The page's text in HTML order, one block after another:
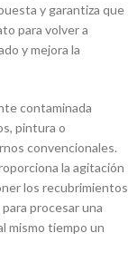
y garantiza que
para volver a
y mejora la
contaminada
pintura o
convencionales.
la agitación
los recubrimientos
procesar una
mismo tiempo un